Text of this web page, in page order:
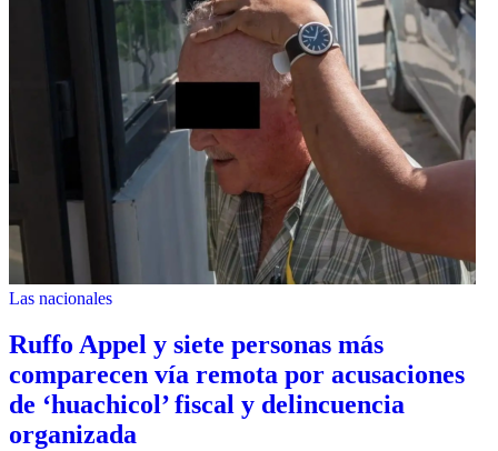
Las nacionales
Ruffo Appel y siete personas más
comparecen vía remota por acusaciones
de ‘huachicol’ fiscal y delincuencia
organizada